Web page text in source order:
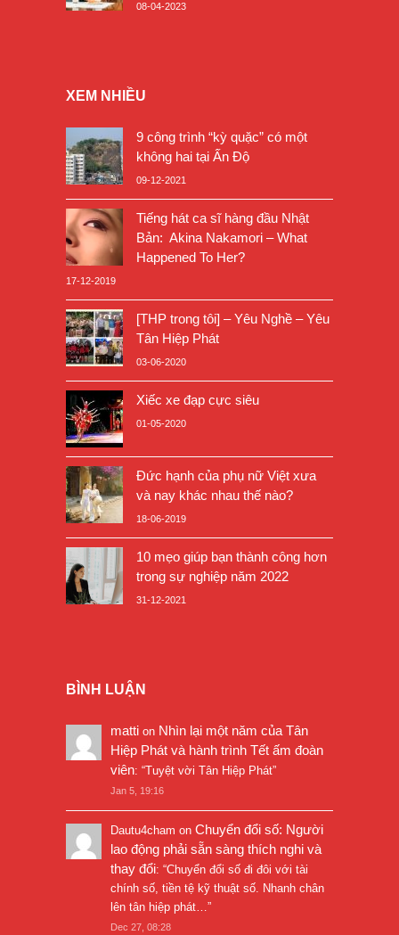
08-04-2023
XEM NHIỀU
9 công trình “kỳ quặc” có một
không hai tại Ấn Độ
09-12-2021
Tiếng hát ca sĩ hàng đầu Nhật
Bản: Akina Nakamori – What
Happened To Her?
17-12-2019
[THP trong tôi] – Yêu Nghề – Yêu
Tân Hiệp Phát
03-06-2020
Xiếc xe đạp cực siêu
01-05-2020
Đức hạnh của phụ nữ Việt xưa
và nay khác nhau thế nào?
18-06-2019
10 mẹo giúp bạn thành công hơn
trong sự nghiệp năm 2022
31-12-2021
BÌNH LUẬN
matti on Nhìn lại một năm của Tân
Hiệp Phát và hành trình Tết ấm đoàn
viên: “Tuyệt vời Tân Hiệp Phát”
Jan 5, 19:16
Dautu4cham on Chuyển đổi số: Người
lao động phải sẵn sàng thích nghi và
thay đổi: “Chuyển đổi số đi đôi với tài
chính số, tiền tệ kỹ thuật số. Nhanh chân
lên tân hiệp phát…”
Dec 27, 08:28